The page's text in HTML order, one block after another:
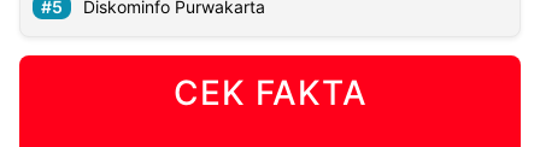
Diskominfo Purwakarta
CEK FAKTA